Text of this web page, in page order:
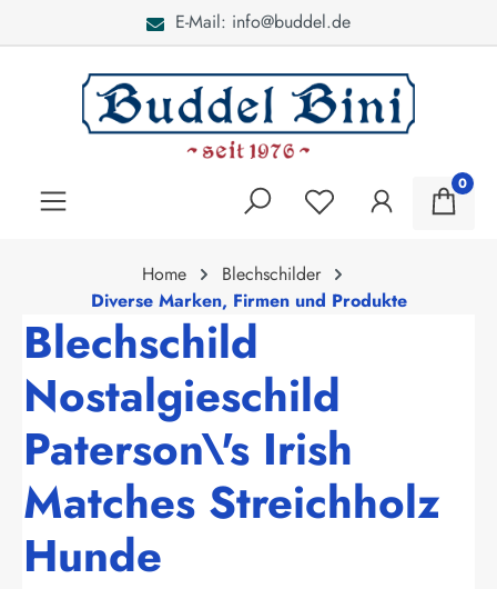
E-Mail: info@buddel.de
0
Home
Blechschilder
Diverse Marken, Firmen und Produkte
Blechschild
Nostalgieschild
Paterson\'s Irish
Matches Streichholz
Hunde